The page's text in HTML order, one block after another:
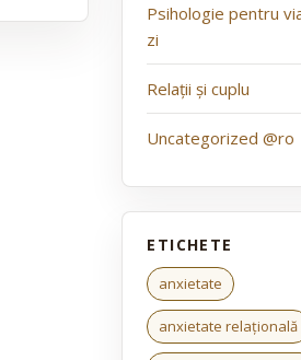
Psihologie pentru
zi
Relații și cuplu
Uncategorized @ro
anxietate
anxietate relațională